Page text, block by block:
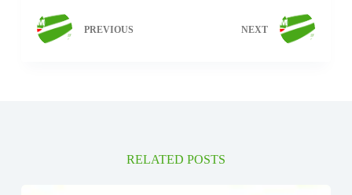
PREVIOUS NEXT
RELATED POSTS